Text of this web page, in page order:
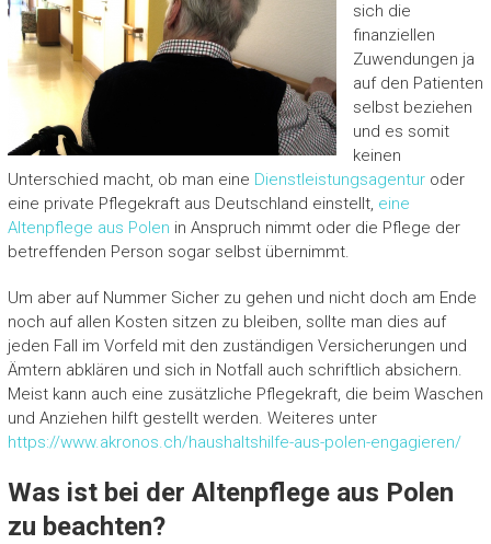
sich die
finanziellen
Zuwendungen ja
auf den Patienten
selbst beziehen
und es somit
keinen
Unterschied macht, ob man eine Dienstleistungsagenturoder
eine private Pflegekraft aus Deutschland einstellt, eine
Altenpflege aus Polen in Anspruch nimmt oder die Pflege der
betreffenden Person sogar selbst übernimmt.
Um aber auf Nummer Sicher zu gehen und nicht doch am Ende
noch auf allen Kosten sitzen zu bleiben, sollte man dies auf
jeden Fall im Vorfeld mit den zuständigen Versicherungen und
Ämtern abklären und sich in Notfall auch schriftlich absichern.
Meist kann auch eine zusätzliche Pflegekraft, die beim Waschen
und Anziehen hilft gestellt werden. Weiteres unter
https://www.akronos.ch/haushaltshilfe-aus-polen-engagieren/
Was ist bei der Altenpflege aus Polen
zu beachten?